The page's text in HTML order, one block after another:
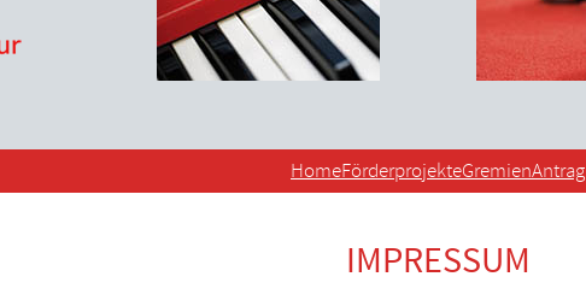
HomeFörderprojekteGremienAntrag
IMPRESSUM